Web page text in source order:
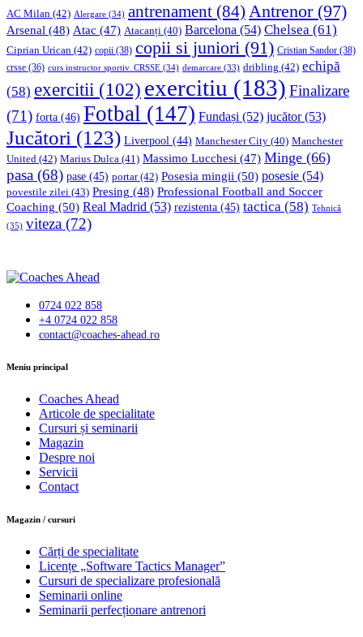
AC Milan (42) Alergare (34) antrenament (84) Antrenor(97)
Arsenal (48) Atac (47) Atacanți (40) Barcelona (54) Chelsea (61)
Ciprian Urican (42) copii (38) copii si juniori (91) Cristian Sandor (38)
crsse (36) curs instructor sportiv. CRSSE (34) demarcare (33) dribling (42) echipă
(58) exercitii (102) exercitiu (183) Finalizare
(71) forta (46) Fotbal (147) Fundași (52) jucător(53)
Jucători (123) Liverpool (44) Manchester City (40) Manchester
United (42) Marius Dulca (41) Massimo Lucchesi (47) Minge (66)
pasa (68) pase (45) portar(42) Posesia mingii (50) posesie (54)
povestile zilei (43) Presing (48) Professional Football and Soccer
Coaching (50) Real Madrid (53) rezistenta (45) tactica (58) Tehnică
(35) viteza (72)
0724 022 858
+4 0724 022 858
contact@coaches-ahead.ro
facebook-
Meniu principal
Coaches Ahead
Articole de specialitate
Cursuri și seminarii
Magazin
Despre noi
Servicii
Contact
Magazin / cursuri
Cărți de specialitate
Licențe „Software Tactics Manager”
Cursuri de specializare profesională
Seminarii online
Seminarii perfecționare antrenori